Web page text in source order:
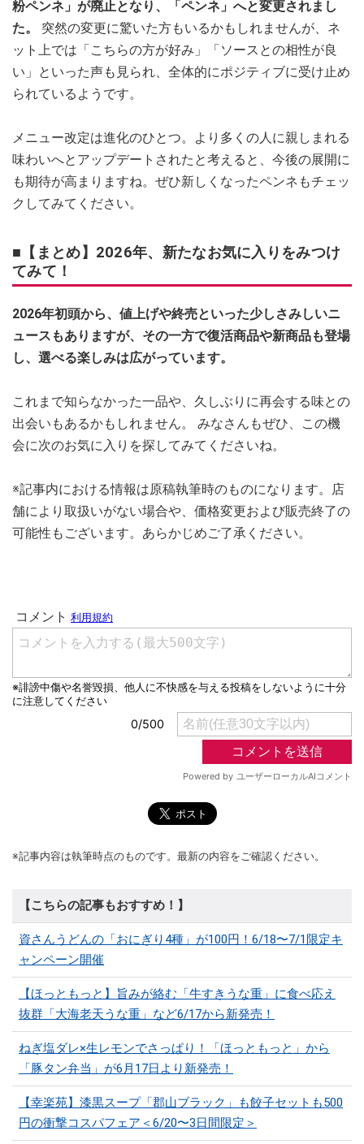
粉ペンネ」が廃止となり、「ペンネ」へと変更されまし
た。
突然の変更に驚いた方もいるかもしれませんが、ネ
ット上では「こちらの方が好み」「ソースとの相性が良
い」といった声も見られ、全体的にポジティブに受け止め
られているようです。
メニュー改定は進化のひとつ。より多くの人に親しまれる
味わいへとアップデートされたと考えると、今後の展開に
も期待が高まりますね。ぜひ新しくなったペンネもチェッ
クしてみてください。
■【まとめ】2026年、新たなお気に入りをみつけ
てみて！
2026年初頭から、値上げや終売といった少しさみしいニ
ュースもありますが、その一方で復活商品や新商品も登場
し、選べる楽しみは広がっています。
これまで知らなかった一品や、久しぶりに再会する味との
出会いもあるかもしれません。 みなさんもぜひ、この機
会に次のお気に入りを探してみてくださいね。
※記事内における情報は原稿執筆時のものになります。店
舗により取扱いがない場合や、価格変更および販売終了の
可能性もございます。あらかじめご了承ください。
※記事内容は執筆時点のものです。最新の内容をご確認ください。
【こちらの記事もおすすめ！】
資さんうどんの「おにぎり4種」が100円！6/18〜7/1限定キ
ャンペーン開催
【ほっともっと】旨みが絡む「牛すきうな重」に食べ応え
抜群「大海老天うな重」など6/17から新発売！
ねぎ塩ダレ×生レモンでさっぱり！「ほっともっと」から
「豚タン弁当」が6月17日より新発売！
【幸楽苑】漆黒スープ「郡山ブラック」も餃子セットも500
円の衝撃コスパフェア＜6/20〜3日間限定＞